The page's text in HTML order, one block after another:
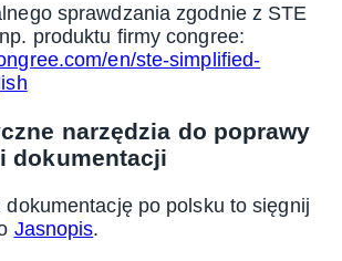
sprawdzania zgodnie z STE
produktu firmy congree:
en/ste-simplified-
narzędzia do poprawy
dokumentacji
dokumentację po polsku to sięgnij
Jasnopis.